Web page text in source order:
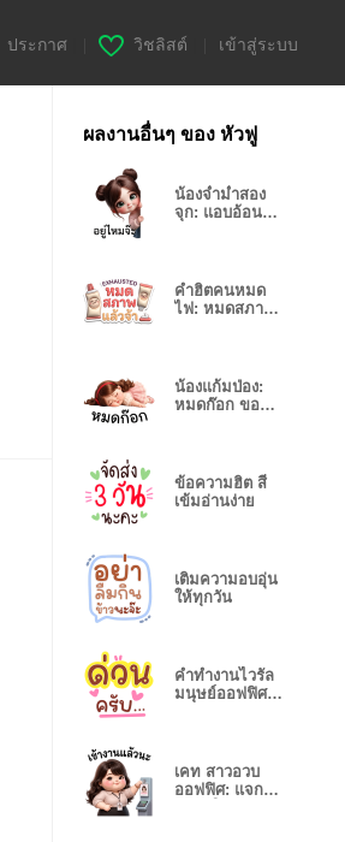
ประกาศ วิชลิสต์ เข้าสู่ระบบ
ผลงานอื่นๆ ของ หัวฟู
น้องจ่ำม่ำสอง
จุก: แอบอ้อนตา
คำฮิตคนหมด
ไฟ: หมดสภาพ
น้องแก้มป่อง:
หมดก๊อก ขอ
ข้อความฮิต สี
เข้มอ่านง่าย
เติมความอบอุ่น
ให้ทุกวัน
คำทำงานไวรัล
มนุษย์ออฟฟิศใช้
เคท สาวอวบ
ออฟฟิศ: แจกยิ้ม